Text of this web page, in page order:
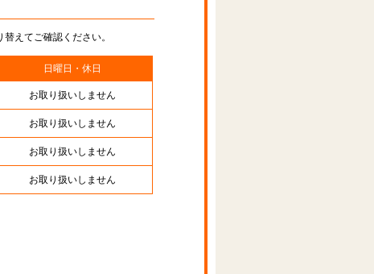
えてご確認ください。
日曜日・休日
お取り扱いしません
お取り扱いしません
お取り扱いしません
お取り扱いしません